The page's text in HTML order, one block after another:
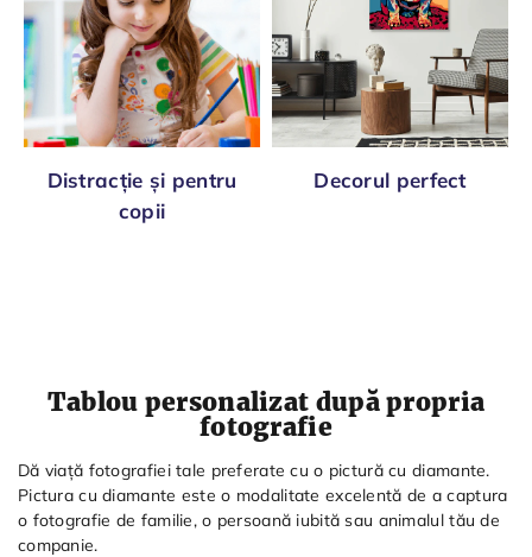
Distracție și pentru
copii
Decorul perfect
Tablou personalizat după propria
fotografie
Dă viață fotografiei tale preferate cu o pictură cu diamante.
Pictura cu diamante este o modalitate excelentă de a captura
o fotografie de familie, o persoană iubită sau animalul tău de
companie.